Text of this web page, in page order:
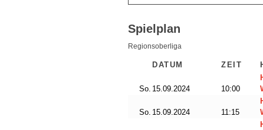
Spielplan
Regionsoberliga
DATUM ZEIT
So. 15.09.2024 10:00
So. 15.09.2024 11:15